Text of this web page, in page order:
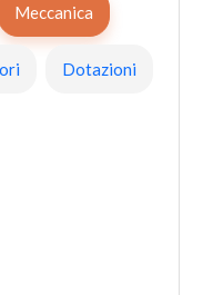
Meccanica
Dotazioni